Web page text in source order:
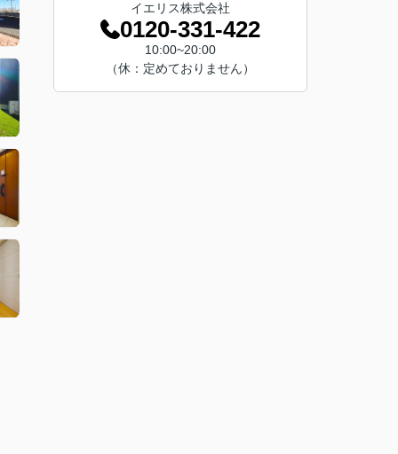
イエリス株式会社
0120-331-422
10:00~20:00
（休：定めておりません）